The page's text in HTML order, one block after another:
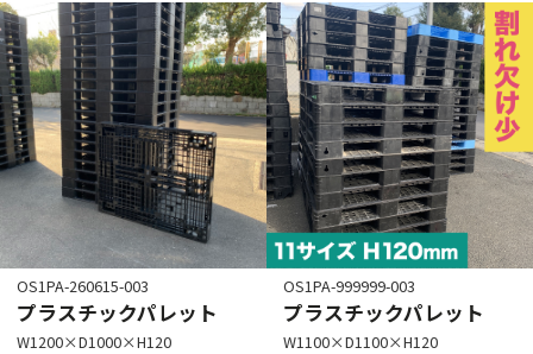
OS1PA-260615-003
プラスチックパレット
W1200×D1000×H120
OS1PA-999999-003
プラスチックパレット
W1100×D1100×H120